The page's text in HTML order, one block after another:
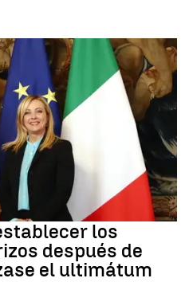
los
después de
el ultimátum